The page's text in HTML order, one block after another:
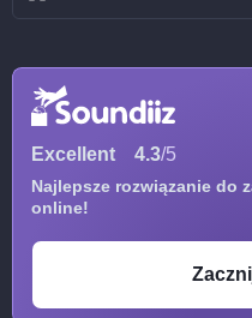
Excellent 4.3/5
Najlepsze rozwiązanie do
online!